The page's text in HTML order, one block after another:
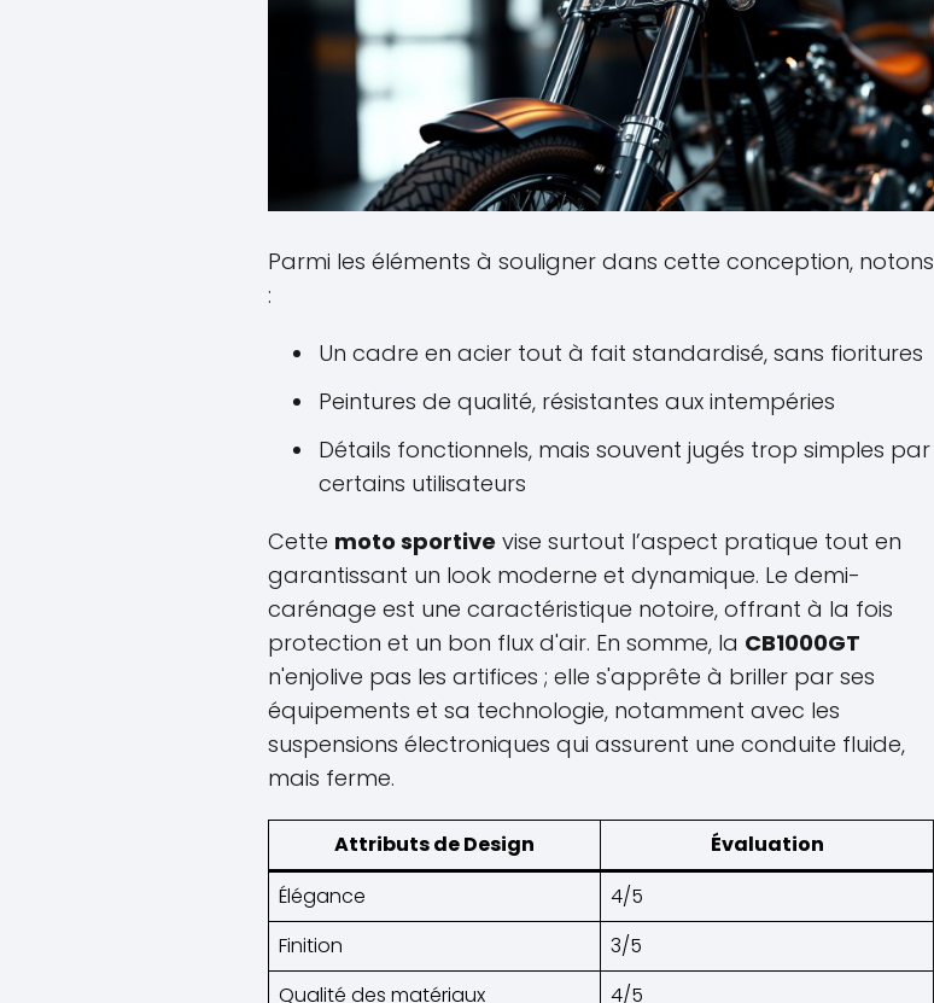
Parmi les éléments à souligner dans cette conception, notons
:
Un cadre en acier tout à fait standardisé, sans fioritures
Peintures de qualité, résistantes aux intempéries
Détails fonctionnels, mais souvent jugés trop simples par
certains utilisateurs
Cette moto sportive vise surtout l’aspect pratique tout en
garantissant un look moderne et dynamique. Le demi-
carénage est une caractéristique notoire, offrant à la fois
protection et un bon flux d'air. En somme, la CB1000GT
n'enjolive pas les artifices ; elle s'apprête à briller par ses
équipements et sa technologie, notamment avec les
suspensions électroniques qui assurent une conduite fluide,
mais ferme.
Attributs de Design
Évaluation
Élégance
4/5
Finition
3/5
Qualité des matériaux
4/5